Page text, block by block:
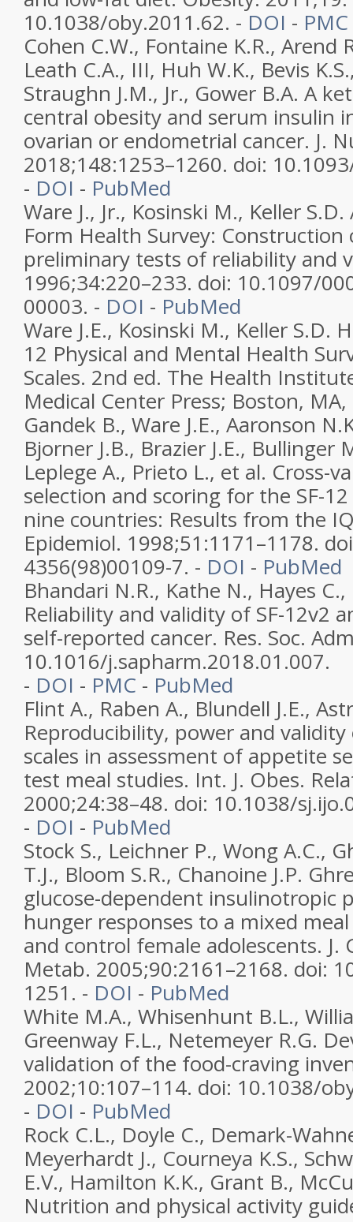
10.1038/oby.2011.62. - DOI - PMC
Cohen C.W., Fontaine K.R., Arend
Leath C.A., III, Huh W.K., Bevis
Straughn J.M., Jr., Gower B.A. A
central obesity and serum insulin
ovarian or endometrial cancer. J.
2018;148:1253–1260. doi:
- DOI - PubMed
Ware J., Jr., Kosinski M., Keller
Form Health Survey: Construction
preliminary tests of reliability and
1996;34:220–233. doi: 10.1097/
00003. - DOI - PubMed
Ware J.E., Kosinski M., Keller S.D.
12 Physical and Mental Health
Scales. 2nd ed. The Health
Medical Center Press; Boston, MA,
Gandek B., Ware J.E., Aaronson
Bjorner J.B., Brazier J.E., Bullinger
Leplege A., Prieto L., et al. Cross-
selection and scoring for the SF-
nine countries: Results from the
Epidemiol. 1998;51:1171–1178.
4356(98)00109-7. - DOI - PubMed
Bhandari N.R., Kathe N., Hayes
Reliability and validity of SF-12v2
self-reported cancer. Res. Soc.
10.1016/j.sapharm.2018.01.007.
- DOI - PMC - PubMed
Flint A., Raben A., Blundell J.E.,
Reproducibility, power and
scales in assessment of appetite
test meal studies. Int. J. Obes.
2000;24:38–48. doi: 10.1038/
- DOI - PubMed
Stock S., Leichner P., Wong A.C.,
T.J., Bloom S.R., Chanoine J.P.
glucose-dependent insulinotropic
hunger responses to a mixed
and control female adolescents. J.
Metab. 2005;90:2161–2168. doi:
1251. - DOI - PubMed
White M.A., Whisenhunt B.L.,
Greenway F.L., Netemeyer R.G.
validation of the food-craving
2002;10:107–114. doi: 10.1038/
- DOI - PubMed
Rock C.L., Doyle C., Demark-
Meyerhardt J., Courneya K.S.,
E.V., Hamilton K.K., Grant B.,
Nutrition and physical activity